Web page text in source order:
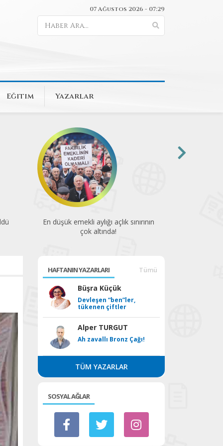
07 Ağustos 2026 - 07:29
Eğitim Yazarlar
En düşük emekli aylığı açlık sınırının
çok altında!
HAFTANIN YAZARLARI Tümü
Büşra Küçük
Devleşen “ben”ler,
tükenen çiftler
Alper TURGUT
Ah zavallı Bronz Çağı!
TÜM YAZARLAR
SOSYAL AĞLAR